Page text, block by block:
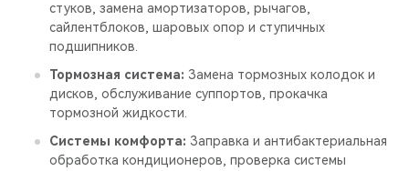
стуков, замена амортизаторов, рычагов,
сайлентблоков, шаровых опор и ступичных
подшипников.
Тормозная система: Замена тормозных колодок и
дисков, обслуживание суппортов, прокачка
тормозной жидкости.
Системы комфорта: Заправка и антибактериальная
обработка кондиционеров, проверка системы